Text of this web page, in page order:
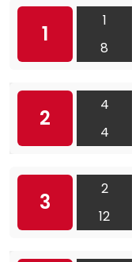
1
1
8
2
4
4
3
2
12